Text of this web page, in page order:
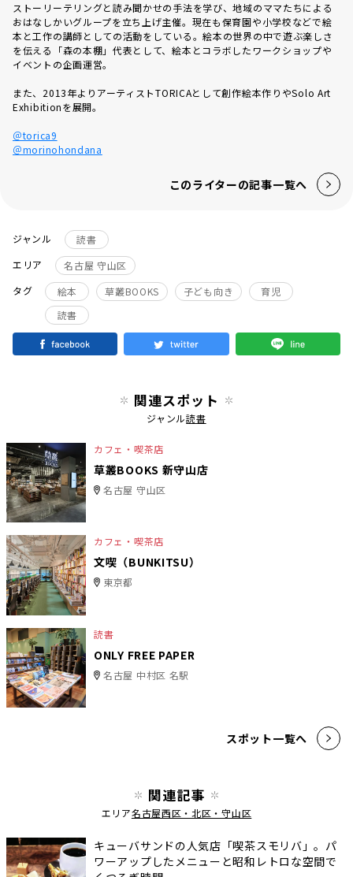
ストーリーテリングと読み聞かせの手法を学び、地域のママたちによる
おはなしかいグループを立ち上げ主催。現在も保育園や小学校などで絵
本と工作の講師としての活動をしている。絵本の世界の中で遊ぶ楽しさ
を伝える「森の本棚」代表として、絵本とコラボしたワークショップや
イベントの企画運営。
また、2013年よりアーティストTORICAとして創作絵本作りやSolo Art
Exhibitionを展開。
＠torica9
＠morinohondana
このライターの記事一覧へ
ジャンル
読書
エリア
名古屋 守山区
タグ
絵本 草叢BOOKS 子ども向き
育児
読書
関連スポット
ジャンル読書
カフェ・喫茶店
草叢BOOKS 新守山店
名古屋 守山区
カフェ・喫茶店
文喫（BUNKITSU）
東京都
読書
ONLY FREE PAPER
名古屋 中村区 名駅
スポット一覧へ
関連記事
エリア名古屋西区・北区・守山区
キューバサンドの人気店「喫茶スモリバ」。パ
ワーアップしたメニューと昭和レトロな空間で